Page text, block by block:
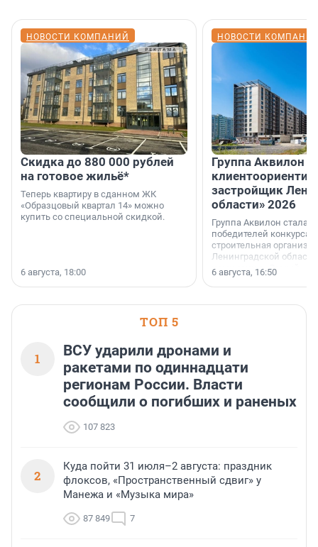
НОВОСТИ КОМПАНИЙ
Скидка до 880 000 рублей
на готовое жильё*
Теперь квартиру в сданном ЖК
«Образцовый квартал 14» можно
купить со специальной скидкой.
6 августа, 18:00
НОВОСТИ
Группа Аквилон
застройщик
области» 2026
Группа Аквилон стала
победителей конкурса
строительная
Ленинградской области
номинации «Самый
застройщик
области».
6 августа, 16:50
ТОП 5
1
ВСУ ударили дронами и
ракетами по одиннадцати
регионам России. Власти
сообщили о погибших и раненых
107 823
2
Куда пойти 31 июля–2 августа: праздник
флоксов, «Пространственный сдвиг» у
Манежа и «Музыка мира»
87 849 7